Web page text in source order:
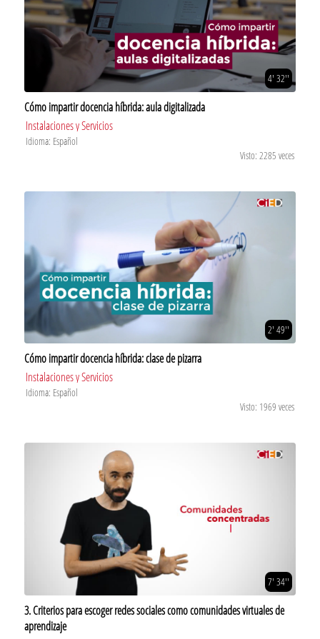
4' 32''
Cómo impartir docencia híbrida: aula digitalizada
Instalaciones y Servicios
Idioma: Español
Visto: 2285 veces
2' 49''
Cómo impartir docencia híbrida: clase de pizarra
Instalaciones y Servicios
Idioma: Español
Visto: 1969 veces
7' 34''
3. Criterios para escoger redes sociales como comunidades virtuales de
aprendizaje